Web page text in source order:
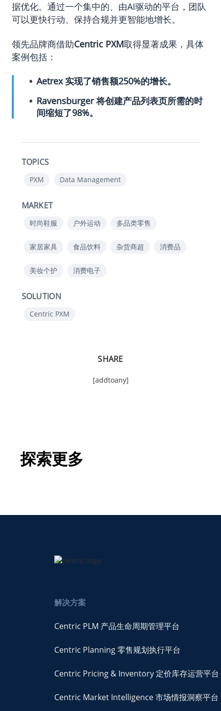
据优化。通过一个集中的、由AI驱动的平台，团队
可以更快行动、保持合规并更智能地增长。
领先品牌商借助Centric PXM取得显著成果，具体
案例包括：
Aetrex 实现了销售额250%的增长。
Ravensburger将创建产品列表页所需的时
间缩短了98%。
TOPICS
PXM Data Management
MARKET
时尚鞋服 户外运动 多品类零售
家居家具 食品饮料 杂货商超 消费品
美妆个护 消费电子
SOLUTION
Centric PXM
SHARE
[addtoany]
探索更多
解决方案
Centric PLM 产品生命周期管理平台
Centric Planning 零售规划执行平台
Centric Pricing & Inventory 定价库存运营平台
Centric Market Intelligence 市场情报洞察平台